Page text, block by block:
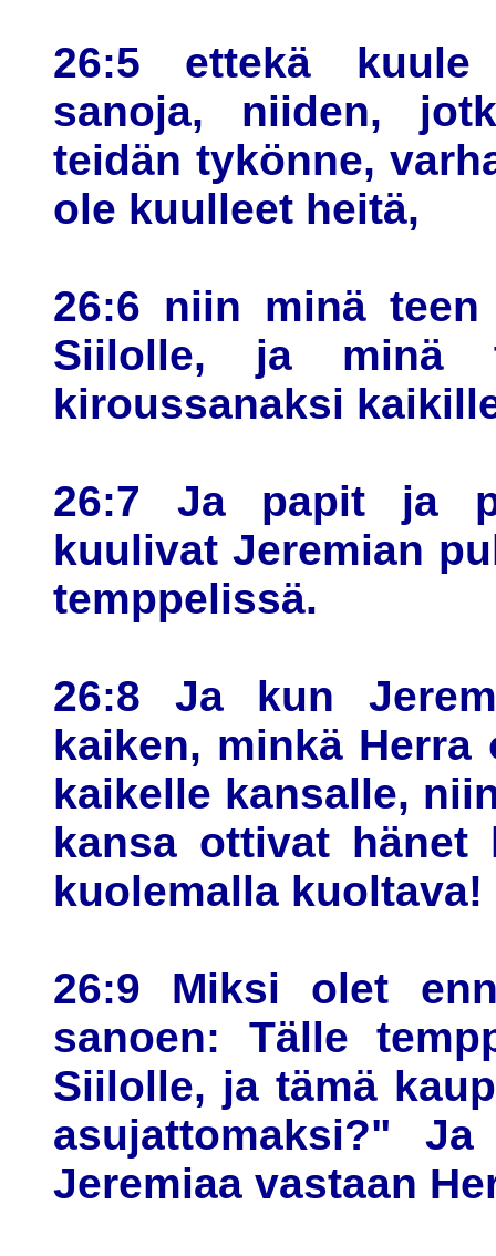
26:5 ettekä kuule
sanoja, niiden,
teidän tykönne,
ole kuulleet heitä,
26:6 niin minä
Siilolle, ja minä
kiroussanaksi
26:7 Ja papit ja
kuulivat Jeremian
temppelissä.
26:8 Ja kun
kaiken, minkä
kaikelle kansalle,
kansa ottivat
kuolemalla kuoltava!
26:9 Miksi olet
sanoen: Tälle
Siilolle, ja tämä
asujattomaksi?"
Jeremiaa vastaan